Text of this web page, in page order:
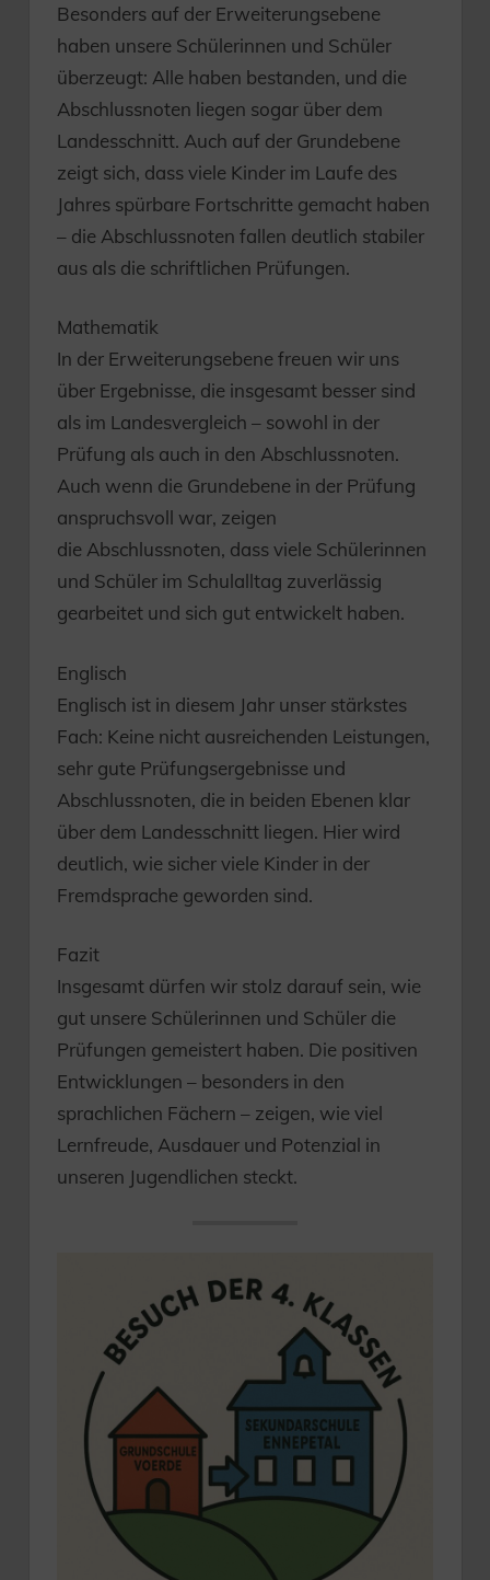
Besonders auf der Erweiterungsebene
haben unsere Schülerinnen und Schüler
überzeugt: Alle haben bestanden, und die
Abschlussnoten liegen sogar über dem
Landesschnitt. Auch auf der Grundebene
zeigt sich, dass viele Kinder im Laufe des
Jahres spürbare Fortschritte gemacht haben
– die Abschlussnoten fallen deutlich stabiler
aus als die schriftlichen Prüfungen.
Mathematik
In der Erweiterungsebene freuen wir uns
über Ergebnisse, die insgesamt besser sind
als im Landesvergleich – sowohl in der
Prüfung als auch in den Abschlussnoten.
Auch wenn die Grundebene in der Prüfung
anspruchsvoll war, zeigen
die Abschlussnoten, dass viele Schülerinnen
und Schüler im Schulalltag zuverlässig
gearbeitet und sich gut entwickelt haben.
Englisch
Englisch ist in diesem Jahr unser stärkstes
Fach: Keine nicht ausreichenden Leistungen,
sehr gute Prüfungsergebnisse und
Abschlussnoten, die in beiden Ebenen klar
über dem Landesschnitt liegen. Hier wird
deutlich, wie sicher viele Kinder in der
Fremdsprache geworden sind.
Fazit
Insgesamt dürfen wir stolz darauf sein, wie
gut unsere Schülerinnen und Schüler die
Prüfungen gemeistert haben. Die positiven
Entwicklungen – besonders in den
sprachlichen Fächern – zeigen, wie viel
Lernfreude, Ausdauer und Potenzial in
unseren Jugendlichen steckt.